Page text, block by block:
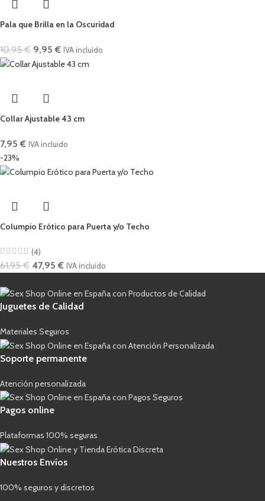
Pala que Brilla en la Oscuridad
10,95€ 9,95€ IVA incluido
Collar Ajustable 43 cm
7,95€ IVA incluido
-23%
Columpio Erótico para Puerta y/o Techo
(4)
61,95€ 47,95€ IVA incluido
Juguetes de Calidad
Materiales Seguros
Soporte permanente
Atención personalizada
Pagos online
Plataformas 100% seguras
Nuestros Envíos
100% seguros y discretos